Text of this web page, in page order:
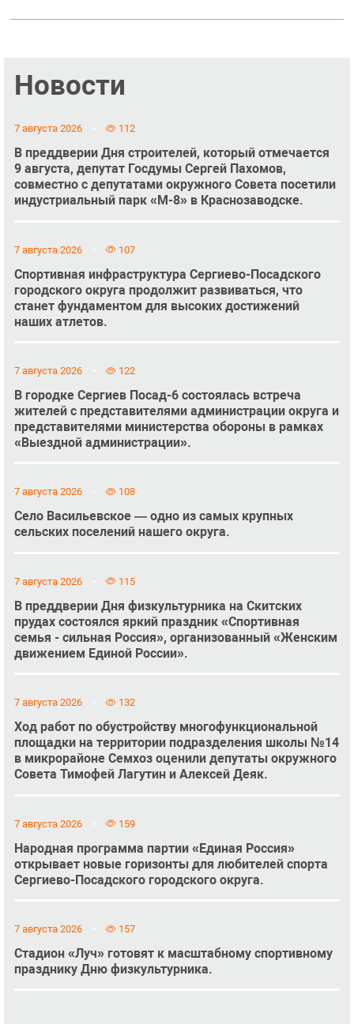
Новости
7 августа 2026 112
В преддверии Дня строителей, который отмечается
9 августа, депутат Госдумы Сергей Пахомов,
совместно с депутатами окружного Совета посетили
индустриальный парк «М-8» в Краснозаводске.
7 августа 2026 107
Спортивная инфраструктура Сергиево-Посадского
городского округа продолжит развиваться, что
станет фундаментом для высоких достижений
наших атлетов.
7 августа 2026 122
В городке Сергиев Посад-6 состоялась встреча
жителей с представителями администрации округа и
представителями министерства обороны в рамках
«Выездной администрации».
7 августа 2026 108
Село Васильевское — одно из самых крупных
сельских поселений нашего округа.
7 августа 2026 115
В преддверии Дня физкультурника на Скитских
прудах состоялся яркий праздник «Спортивная
семья - сильная Россия», организованный «Женским
движением Единой России».
7 августа 2026 132
Ход работ по обустройству многофункциональной
площадки на территории подразделения школы №14
в микрорайоне Семхоз оценили депутаты окружного
Совета Тимофей Лагутин и Алексей Деяк.
7 августа 2026 159
Народная программа партии «Единая Россия»
открывает новые горизонты для любителей спорта
Сергиево-Посадского городского округа.
7 августа 2026 157
Стадион «Луч» готовят к масштабному спортивному
празднику Дню физкультурника.